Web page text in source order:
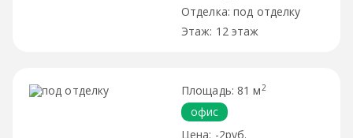
под отделку
12 этаж
81 м 2
офис
-2руб.